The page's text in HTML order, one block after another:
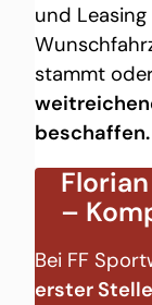
und
stammt
beschaffen.
–
Bei FF
erster